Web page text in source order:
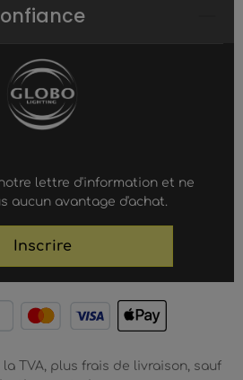
lettre d'information et ne
aucun avantage d'achat.
Inscrire
TVA, plus frais de livraison, sauf